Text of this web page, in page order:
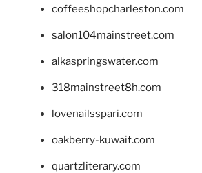
coffeeshopcharleston.com
salon104mainstreet.com
alkaspringswater.com
318mainstreet8h.com
lovenailsspari.com
oakberry-kuwait.com
quartzliterary.com